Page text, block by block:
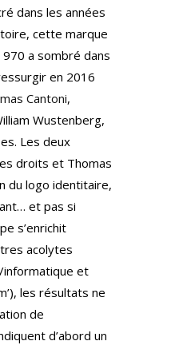
dans les années
cette marque
a sombré dans
en 2016
Cantoni,
Wustenberg,
Les deux
droits et Thomas
du logo identitaire,
et pas si
s’enrichit
acolytes
informatique et
les résultats ne
de
d’abord un